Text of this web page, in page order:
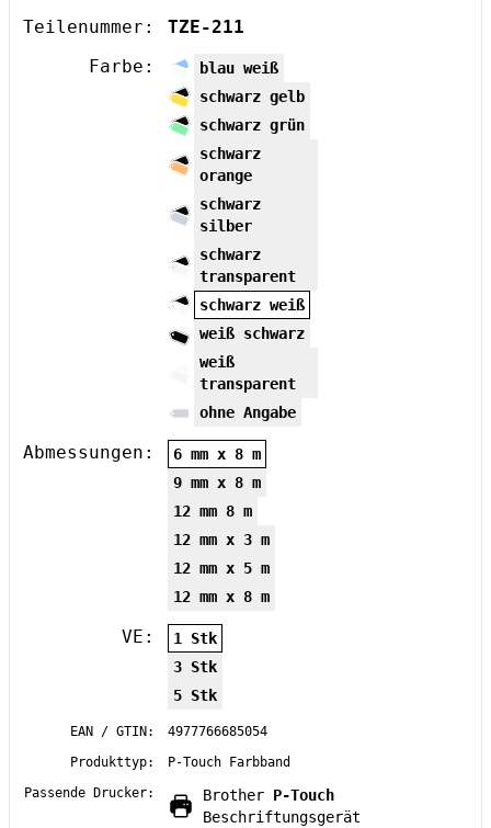
Teilenummer:
TZE-211
Farbe:
blau weiß
schwarz gelb
schwarz grün
schwarz
orange
schwarz
silber
schwarz
transparent
schwarz weiß
weiß schwarz
weiß
transparent
ohne Angabe
Abmessungen:
6 mm x 8 m
9 mm x 8 m
12 mm 8 m
12 mm x 3 m
12 mm x 5 m
12 mm x 8 m
VE:
1 Stk
3 Stk
5 Stk
EAN / GTIN:
4977766685054
Produkttyp:
P-Touch Farbband
Passende Drucker:
Brother P-Touch
Beschriftungsgerät